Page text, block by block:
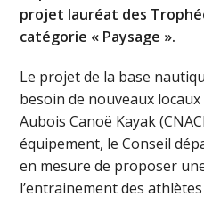
projet lauréat des
catégorie « Paysage ».
Le projet de la base
besoin de nouveaux
Aubois Canoë Kayak
équipement, le Conseil
en mesure de proposer
l’entrainement des